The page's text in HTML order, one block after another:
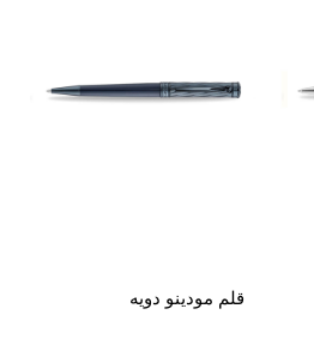
قلم مودينو دويه